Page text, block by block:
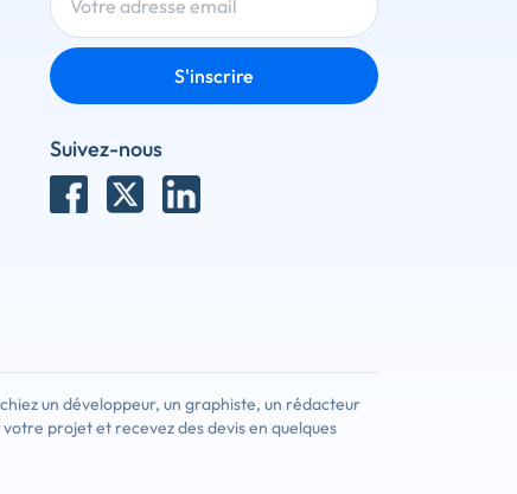
S'inscrire
Suivez-nous
un développeur, un graphiste, un rédacteur
projet et recevez des devis en quelques